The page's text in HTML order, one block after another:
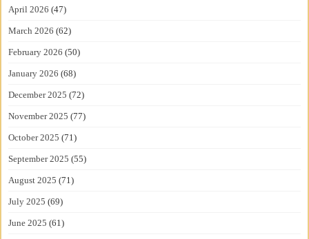
April 2026 (47)
March 2026 (62)
February 2026 (50)
January 2026 (68)
December 2025 (72)
November 2025 (77)
October 2025 (71)
September 2025 (55)
August 2025 (71)
July 2025 (69)
June 2025 (61)